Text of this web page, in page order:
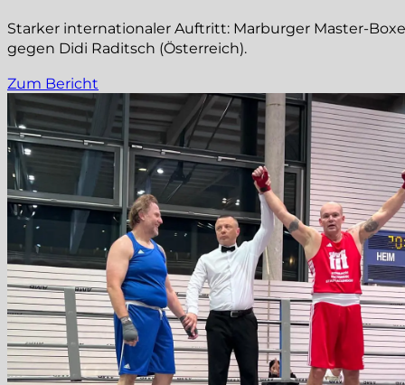
Starker internationaler Auftritt: Marburger Master-
gegen Didi Raditsch (Österreich).
Zum Bericht